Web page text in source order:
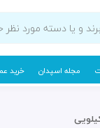
مجله اسپدان خرید